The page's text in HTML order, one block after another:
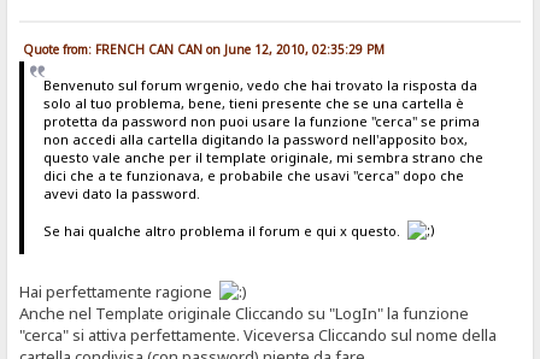
Quote from: FRENCH CAN CAN on June 12, 2010, 02:35:29 PM
Benvenuto sul forum wrgenio, vedo che hai trovato la risposta da
solo al tuo problema, bene, tieni presente che se una cartella è
protetta da password non puoi usare la funzione "cerca" se prima
non accedi alla cartella digitando la password nell'apposito box,
questo vale anche per il template originale, mi sembra strano che
dici che a te funzionava, e probabile che usavi "cerca" dopo che
avevi dato la password.
Se hai qualche altro problema il forum e qui x questo.
Hai perfettamente ragione
Anche nel Template originale Cliccando su "LogIn" la funzione
"cerca" si attiva perfettamente. Viceversa Cliccando sul nome della